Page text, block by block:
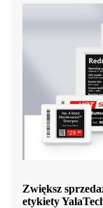
Zwiększ
etykiety